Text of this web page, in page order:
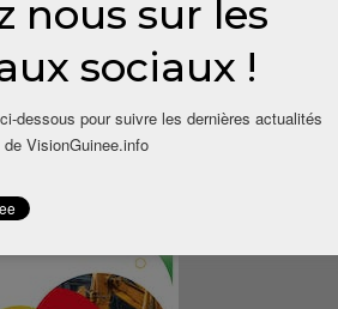
nous sur les
sociaux !
dessous pour suivre les dernières actualités
de VisionGuinee.info